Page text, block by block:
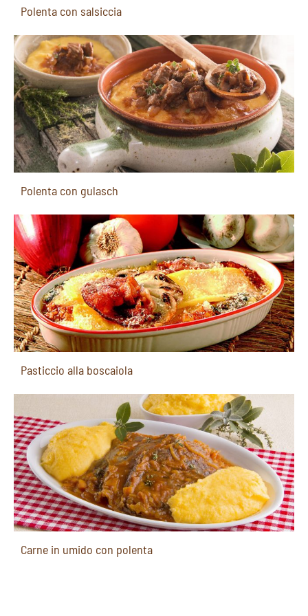
Polenta con salsiccia
Polenta con gulasch
Pasticcio alla boscaiola
Carne in umido con polenta